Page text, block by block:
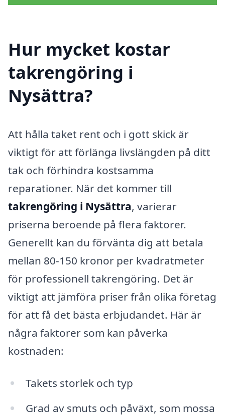
Hur mycket kostar
takrengöring i
Nysättra?
Att hålla taket rent och i gott skick är
viktigt för att förlänga livslängden på ditt
tak och förhindra kostsamma
reparationer. När det kommer till
takrengöring i Nysättra, varierar
priserna beroende på flera faktorer.
Generellt kan du förvänta dig att betala
mellan 80-150 kronor per kvadratmeter
för professionell takrengöring. Det är
viktigt att jämföra priser från olika företag
för att få det bästa erbjudandet. Här är
några faktorer som kan påverka
kostnaden:
Takets storlek och typ
Grad av smuts och påväxt, som mossa